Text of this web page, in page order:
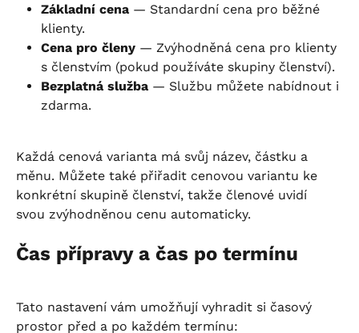
Základní cena — Standardní cena pro běžné
klienty.
Cena pro členy — Zvýhodněná cena pro klienty
s členstvím (pokud používáte skupiny členství).
Bezplatná služba — Službu můžete nabídnout i
zdarma.
Každá cenová varianta má svůj název, částku a
měnu. Můžete také přiřadit cenovou variantu ke
konkrétní skupině členství, takže členové uvidí
svou zvýhodněnou cenu automaticky.
Čas přípravy a čas po termínu
Tato nastavení vám umožňují vyhradit si časový
prostor před a po každém termínu: